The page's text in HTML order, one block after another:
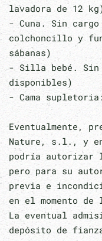
lavadora de 12
- Cuna. Sin
colchoncillo y
sábanas)
- Silla bebé. Sin
disponibles)
- Cama
Eventualmente,
Nature, s.l., y
podría autorizar
pero para su
previa e
en el momento
La eventual
depósito de